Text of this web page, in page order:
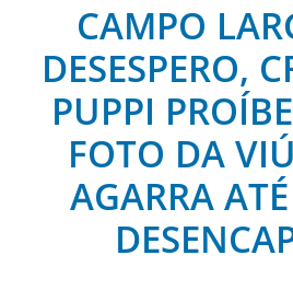
CAMPO
DESESPERO,
PUPPI
FOTO DA
AGARRA